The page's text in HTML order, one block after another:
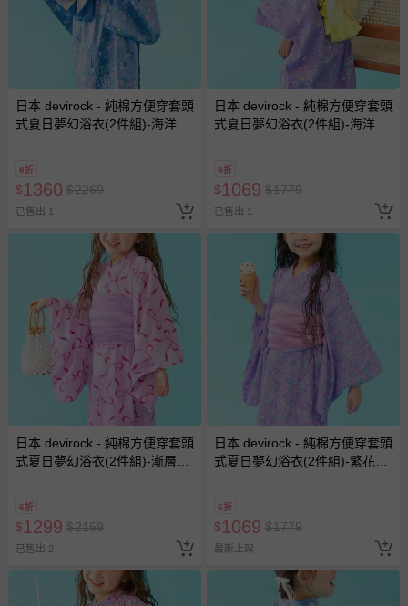
日本 devirock - 純棉方便穿套頭
式夏日夢幻浴衣(2件組)-海洋貝
6折
$1360 $2269
已售出 1
日本 devirock - 純棉方便穿套頭
式夏日夢幻浴衣(2件組)-海洋貝
6折
$1069 $1779
已售出 1
日本 devirock - 純棉方便穿套頭
式夏日夢幻浴衣(2件組)-漸層蝴
6折
$1299 $2159
已售出 2
日本 devirock - 純棉方便穿套頭
式夏日夢幻浴衣(2件組)-繁花錦
6折
$1069 $1779
最新上架